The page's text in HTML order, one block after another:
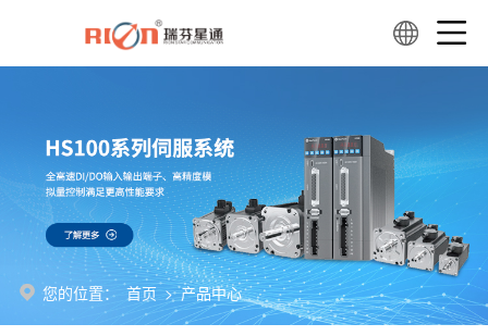
您的位置： 首页 > 产品中心